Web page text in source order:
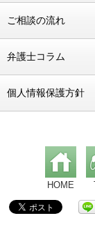
ご相談の流れ
弁護士コラム
個人情報保護方針
HOME